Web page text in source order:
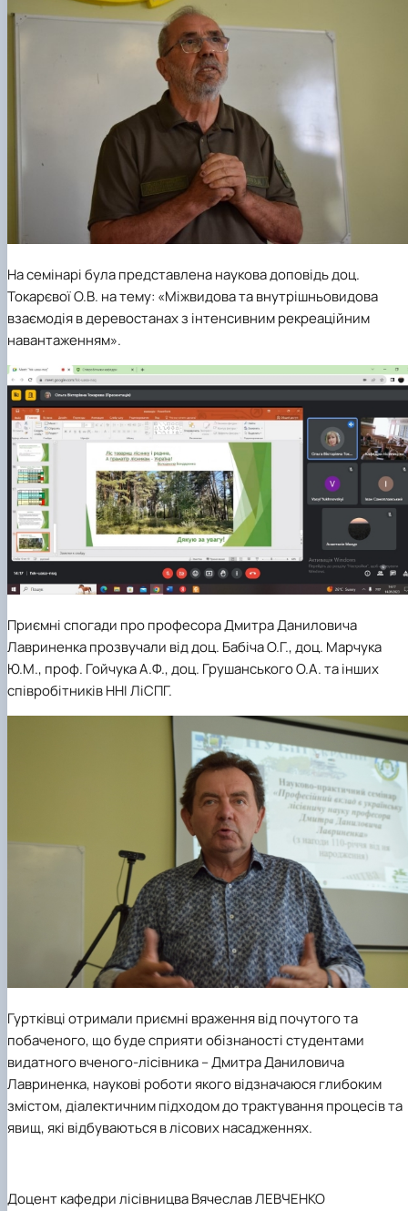
На семінарі була представлена наукова доповідь доц.
Токарєвої О.В. на тему: «Міжвидова та внутрішньовидова
взаємодія в деревостанах з інтенсивним рекреаційним
навантаженням».
Приємні спогади про професора Дмитра Даниловича
Лавриненка прозвучали від доц. Бабіча О.Г., доц. Марчука
Ю.М., проф. Гойчука А.Ф., доц. Грушанського О.А. та інших
співробітників ННІ ЛіСПГ.
Гуртківці отримали приємні враження від почутого та
побаченого, що буде сприяти обізнаності студентами
видатного вченого-лісівника – Дмитра Даниловича
Лавриненка, наукові роботи якого відзначаюся глибоким
змістом, діалектичним підходом до трактування процесів та
явищ, які відбуваються в лісових насадженнях.
Доцент кафедри лісівницва Вячеслав ЛЕВЧЕНКО